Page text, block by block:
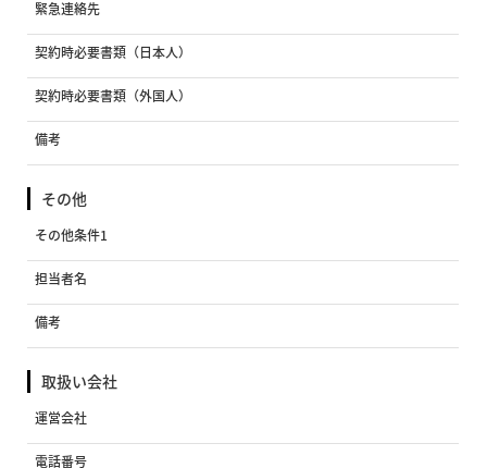
緊急連絡先
契約時必要書類（日本人）
契約時必要書類（外国人）
備考
その他
その他条件1
担当者名
備考
取扱い会社
運営会社
電話番号